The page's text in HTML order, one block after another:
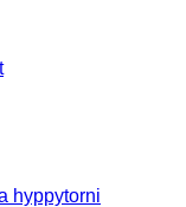
hyppytorni